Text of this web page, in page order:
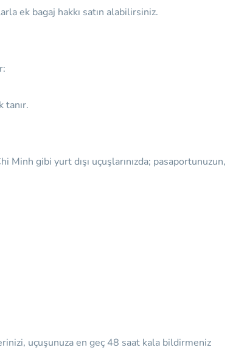
ek bagaj hakkı satın alabilirsiniz.
tanır.
gibi yurt dışı uçuşlarınızda; pasaportunuzun,
uçuşunuza en geç 48 saat kala bildirmeniz